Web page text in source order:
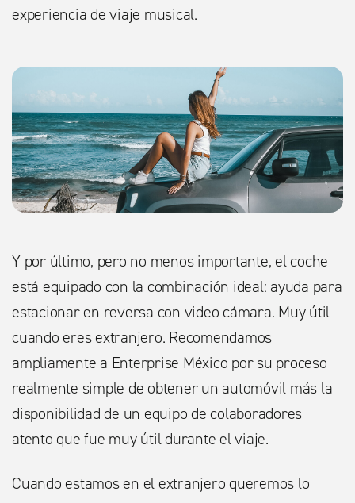
experiencia de viaje musical.
Y por último, pero no menos importante, el coche
está equipado con la combinación ideal: ayuda para
estacionar en reversa con video cámara. Muy útil
cuando eres extranjero. Recomendamos
ampliamente a Enterprise México por su proceso
realmente simple de obtener un automóvil más la
disponibilidad de un equipo de colaboradores
atento que fue muy útil durante el viaje.
Cuando estamos en el extranjero queremos lo